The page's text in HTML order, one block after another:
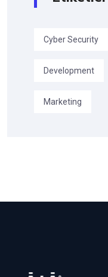
Cyber Security
Development
Marketing